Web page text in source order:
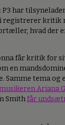
har
registrerer kritik
hvad der
får kritik for
en
Samme tema og
Ariana
Smithfår